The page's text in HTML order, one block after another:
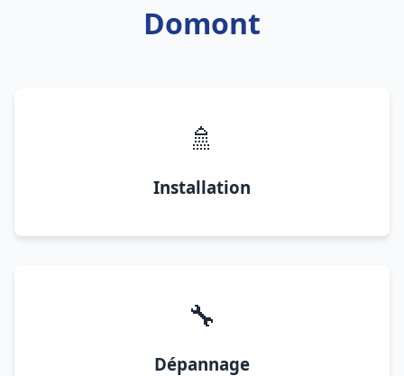
Domont
🚿
Installation
🔧
Dépannage